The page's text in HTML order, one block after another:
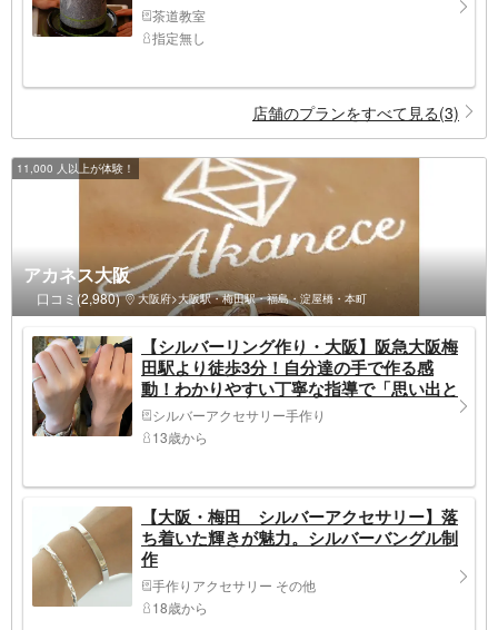
茶道教室
指定無し
店舗のプランをすべて見る(3)
11,000 人以上が体験！
アカネス大阪
口コミ(2,980) 大阪府>大阪駅・梅田駅・福島・淀屋橋・本町
【シルバーリング作り・大阪】阪急大阪梅
田駅より徒歩3分！自分達の手で作る感
動！わかりやすい丁寧な指導で「思い出と
共に」一品物作り
シルバーアクセサリー手作り
13歳から
【大阪・梅田 シルバーアクセサリー】落
ち着いた輝きが魅力。シルバーバングル制
作
手作りアクセサリー その他
18歳から